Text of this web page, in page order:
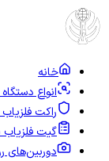
خانه
انواع
راکت
گیت فلزیاب
دوربین‌های